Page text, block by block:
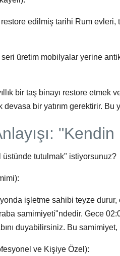
edilmiş tarihi Rum
üretim mobilyalar yerine
bir taş binayı restore
devasa bir yatırım gerektirir. Bu
tutulmak" istiyorsunuz?
işletme sahibi teyze durur,
samimiyeti"ndedir. Gece
duyabilirsiniz. Bu
ve Kişiye Özel):